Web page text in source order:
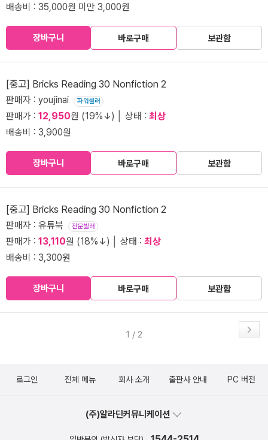
배송비 : 35,000원 미만 3,000원
장바구니 바로구매 보관함
[중고] Bricks Reading 30 Nonfiction 2
판매자 : youjinai 파워셀러
판매가 : 12,950원 (19%↓) │ 상태 : 최상
배송비 : 3,900원
장바구니 바로구매 보관함
[중고] Bricks Reading 30 Nonfiction 2
판매자 : 유튜북 전문셀러
판매가 : 13,110원 (18%↓) │ 상태 : 최상
배송비 : 3,300원
장바구니 바로구매 보관함
1 / 2
로그인 전체 메뉴 회사 소개 출판사 안내 PC 버전
(주)알라딘커뮤니케이션